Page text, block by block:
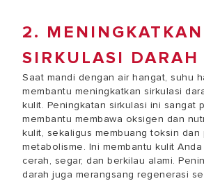
2. MENINGKATKAN
SIRKULASI DARAH
Saat mandi dengan air hangat, suhu
membantu meningkatkan sirkulasi
kulit. Peningkatan sirkulasi ini sangat
membantu membawa oksigen dan
kulit, sekaligus membuang toksin dan
metabolisme. Ini membantu kulit
cerah, segar, dan berkilau alami.
darah juga merangsang regenerasi